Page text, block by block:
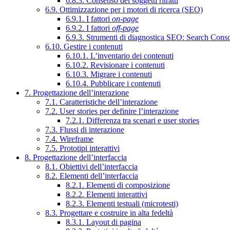
6.9. Ottimizzazione per i motori di ricerca (SEO)
6.9.1. I fattori on-page
6.9.2. I fattori off-page
6.9.3. Strumenti di diagnostica SEO: Search
6.10. Gestire i contenuti
6.10.1. L’inventario dei contenuti
6.10.2. Revisionare i contenuti
6.10.3. Migrare i contenuti
6.10.4. Pubblicare i contenuti
7. Progettazione dell’interazione
7.1. Caratteristiche dell’interazione
7.2. User stories per definire l’interazione
7.2.1. Differenza tra scenari e user stories
7.3. Flussi di interazione
7.4. Wireframe
7.5. Prototipi interattivi
8. Progettazione dell’interfaccia
8.1. Obiettivi dell’interfaccia
8.2. Elementi dell’interfaccia
8.2.1. Elementi di composizione
8.2.2. Elementi interattivi
8.2.3. Elementi testuali (microtesti)
8.3. Progettare e costruire in alta fedeltà
8.3.1. Layout di pagina